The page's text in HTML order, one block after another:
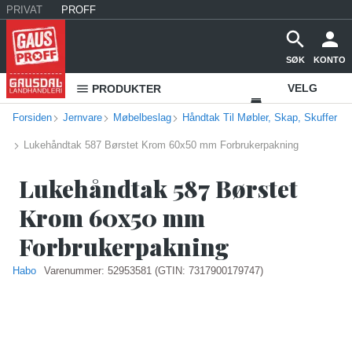
PRIVAT PROFF
SØK KONTO
PRODUKTER VELG
VAREHUS
KONTAKT
Forsiden Jernvare Møbelbeslag Håndtak Til Møbler, Skap, Skuffer
Lukehåndtak 587 Børstet Krom 60x50 mm Forbrukerpakning
Lukehåndtak 587 Børstet
Krom 60x50 mm
Forbrukerpakning
Habo Varenummer: 52953581 (GTIN: 7317900179747)